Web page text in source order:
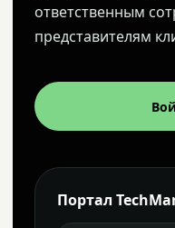
ответственным
представителям
Портал